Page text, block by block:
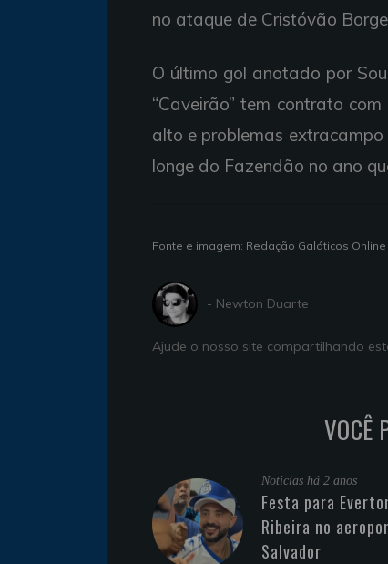
no ataque de Cristóvão
O último gol anotado por
“Caveirão” tem contrato
alto e problemas
longe do Fazendão no ano
Fonte e imagem: Redação Galáticos Online
- Newton Duarte
Ajude o nosso site compartilhando
VOCÊ
Noticias há 2 anos
Festa para
Ribeira no
Salvador